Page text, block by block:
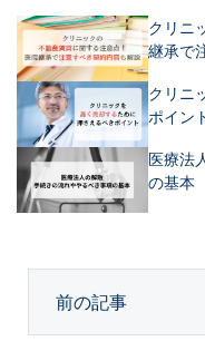
クリニ
継承で
クリニ
ポイン
医療法
の基本
前の記事